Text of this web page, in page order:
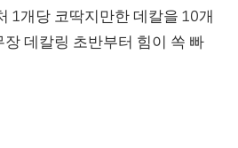
1개당 코딱지만한 데칼을 10개
데칼링 초반부터 힘이 쏙 빠